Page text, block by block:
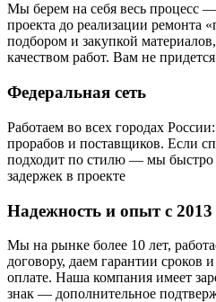
Мы берем на себя весь процесс
проекта до реализации ремонта
подбором и закупкой
качеством работ. Вам не
Федеральная сеть
Работаем во всех городах
прорабов и поставщиков. Если
подходит по стилю — мы быстро
задержек в проекте
Надежность и опыт с 2013
Мы на рынке более 10 лет,
договору, даем гарантии сроков
оплате. Наша компания имеет
знак — дополнительное